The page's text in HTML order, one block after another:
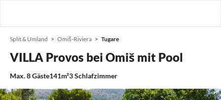
Split & Umland Omiš-Riviera Tugare
VILLA Provos bei Omiš mit Pool
Max.8Gäste141m²3Schlafzimmer